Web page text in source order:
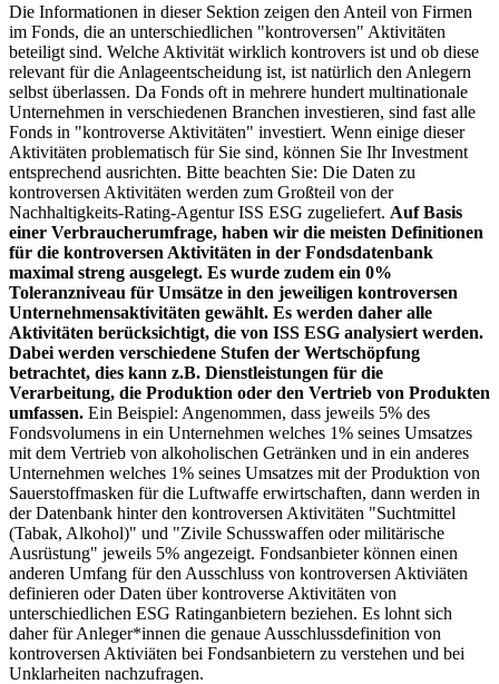
Die Informationen in dieser Sektion zeigen den Anteil von Firmen
im Fonds, die an unterschiedlichen "kontroversen" Aktivitäten
beteiligt sind. Welche Aktivität wirklich kontrovers ist und ob diese
relevant für die Anlageentscheidung ist, ist natürlich den Anlegern
selbst überlassen. Da Fonds oft in mehrere hundert multinationale
Unternehmen in verschiedenen Branchen investieren, sind fast alle
Fonds in "kontroverse Aktivitäten" investiert. Wenn einige dieser
Aktivitäten problematisch für Sie sind, können Sie Ihr Investment
entsprechend ausrichten. Bitte beachten Sie: Die Daten zu
kontroversen Aktivitäten werden zum Großteil von der
Nachhaltigkeits-Rating-Agentur ISS ESG zugeliefert. Auf Basis
einer Verbraucherumfrage, haben wir die meisten Definitionen
für die kontroversen Aktivitäten in der Fondsdatenbank
maximal streng ausgelegt. Es wurde zudem ein 0%
Toleranzniveau für Umsätze in den jeweiligen kontroversen
Unternehmensaktivitäten gewählt. Es werden daher alle
Aktivitäten berücksichtigt, die von ISS ESG analysiert werden.
Dabei werden verschiedene Stufen der Wertschöpfung
betrachtet, dies kann z.B. Dienstleistungen für die
Verarbeitung, die Produktion oder den Vertrieb von Produkten
umfassen. Ein Beispiel: Angenommen, dass jeweils 5% des
Fondsvolumens in ein Unternehmen welches 1% seines Umsatzes
mit dem Vertrieb von alkoholischen Getränken und in ein anderes
Unternehmen welches 1% seines Umsatzes mit der Produktion von
Sauerstoffmasken für die Luftwaffe erwirtschaften, dann werden in
der Datenbank hinter den kontroversen Aktivitäten "Suchtmittel
(Tabak, Alkohol)" und "Zivile Schusswaffen oder militärische
Ausrüstung" jeweils 5% angezeigt. Fondsanbieter können einen
anderen Umfang für den Ausschluss von kontroversen Aktiviäten
definieren oder Daten über kontroverse Aktivitäten von
unterschiedlichen ESG Ratinganbietern beziehen. Es lohnt sich
daher für Anleger*innen die genaue Ausschlussdefinition von
kontroversen Aktiviäten bei Fondsanbietern zu verstehen und bei
Unklarheiten nachzufragen.